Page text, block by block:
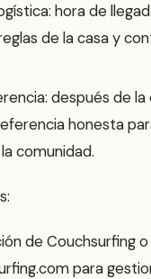
hora de
de la casa y
después de la
honesta
comunidad.
de Couchsurfing o
para